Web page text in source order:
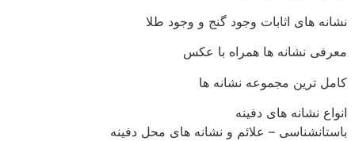
نشانه های اثابات وجود گنج و وجود طلا
معرفی نشانه ها همراه با عکس
کامل ترین مجموعه نشانه ها
انواع نشانه های دفینه
باستانشناسی – علائم و نشانه های محل دفینه